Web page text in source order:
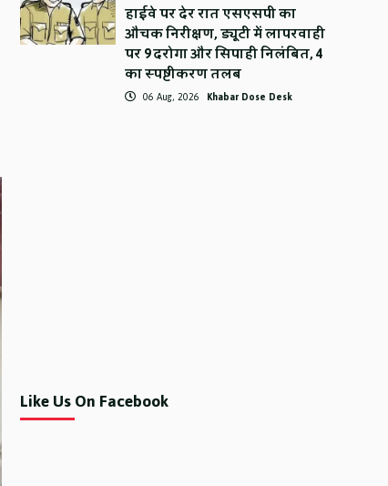
हाईवे पर देर रात एसएसपी का
औचक निरीक्षण, ड्यूटी में लापरवाही
पर 9 दरोगा और सिपाही निलंबित, 4
का स्पष्टीकरण तलब
06 Aug, 2026 Khabar Dose Desk
Like Us On Facebook